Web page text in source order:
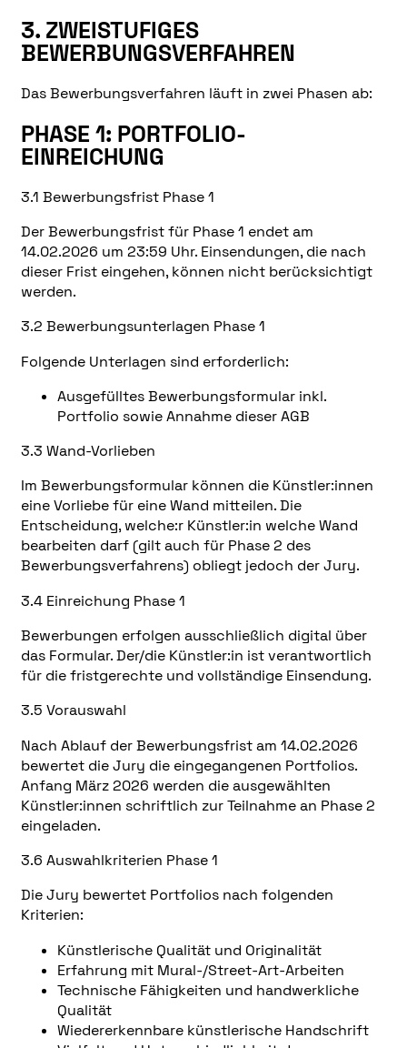
3. ZWEISTUFIGES
BEWERBUNGSVERFAHREN
Das Bewerbungsverfahren läuft in zwei Phasen ab:
PHASE 1: PORTFOLIO-
EINREICHUNG
3.1 Bewerbungsfrist Phase 1
Der Bewerbungsfrist für Phase 1 endet am
14.02.2026 um 23:59 Uhr. Einsendungen, die nach
dieser Frist eingehen, können nicht berücksichtigt
werden.
3.2 Bewerbungsunterlagen Phase 1
Folgende Unterlagen sind erforderlich:
Ausgefülltes Bewerbungsformular inkl.
Portfolio sowie Annahme dieser AGB
3.3 Wand-Vorlieben
Im Bewerbungsformular können die Künstler:innen
eine Vorliebe für eine Wand mitteilen. Die
Entscheidung, welche:r Künstler:in welche Wand
bearbeiten darf (gilt auch für Phase 2 des
Bewerbungsverfahrens) obliegt jedoch der Jury.
3.4 Einreichung Phase 1
Bewerbungen erfolgen ausschließlich digital über
das Formular. Der/die Künstler:in ist verantwortlich
für die fristgerechte und vollständige Einsendung.
3.5 Vorauswahl
Nach Ablauf der Bewerbungsfrist am 14.02.2026
bewertet die Jury die eingegangenen Portfolios.
Anfang März 2026 werden die ausgewählten
Künstler:innen schriftlich zur Teilnahme an Phase 2
eingeladen.
3.6 Auswahlkriterien Phase 1
Die Jury bewertet Portfolios nach folgenden
Kriterien:
Künstlerische Qualität und Originalität
Erfahrung mit Mural-/Street-Art-Arbeiten
Technische Fähigkeiten und handwerkliche
Qualität
Wiedererkennbare künstlerische Handschrift